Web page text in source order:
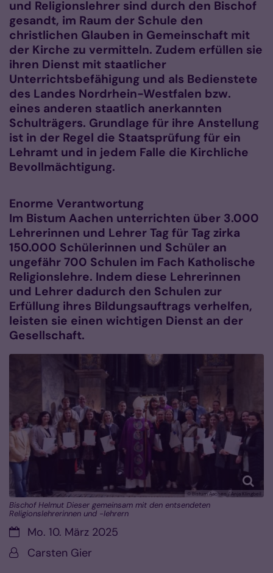
und Religionslehrer sind durch den Bischof
gesandt, im Raum der Schule den
christlichen Glauben in Gemeinschaft mit
der Kirche zu vermitteln. Zudem erfüllen sie
ihren Dienst mit staatlicher
Unterrichtsbefähigung und als Bedienstete
des Landes Nordrhein-Westfalen bzw.
eines anderen staatlich anerkannten
Schulträgers. Grundlage für ihre Anstellung
ist in der Regel die Staatsprüfung für ein
Lehramt und in jedem Falle die Kirchliche
Bevollmächtigung.
Enorme Verantwortung
Im Bistum Aachen unterrichten über 3.000
Lehrerinnen und Lehrer Tag für Tag zirka
150.000 Schülerinnen und Schüler an
ungefähr 700 Schulen im Fach Katholische
Religionslehre. Indem diese Lehrerinnen
und Lehrer dadurch den Schulen zur
Erfüllung ihres Bildungsauftrags verhelfen,
leisten sie einen wichtigen Dienst an der
Gesellschaft.
© Bistum Aachen / Anja Klingbeil
Bischof Helmut Dieser gemeinsam mit den entsendeten
Religionslehrerinnen und -lehrern
Datum:Mo. 10. März 2025
Von:Carsten Gier